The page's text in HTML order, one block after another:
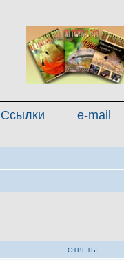
Ссылки e-mail
ОТВЕТЫ